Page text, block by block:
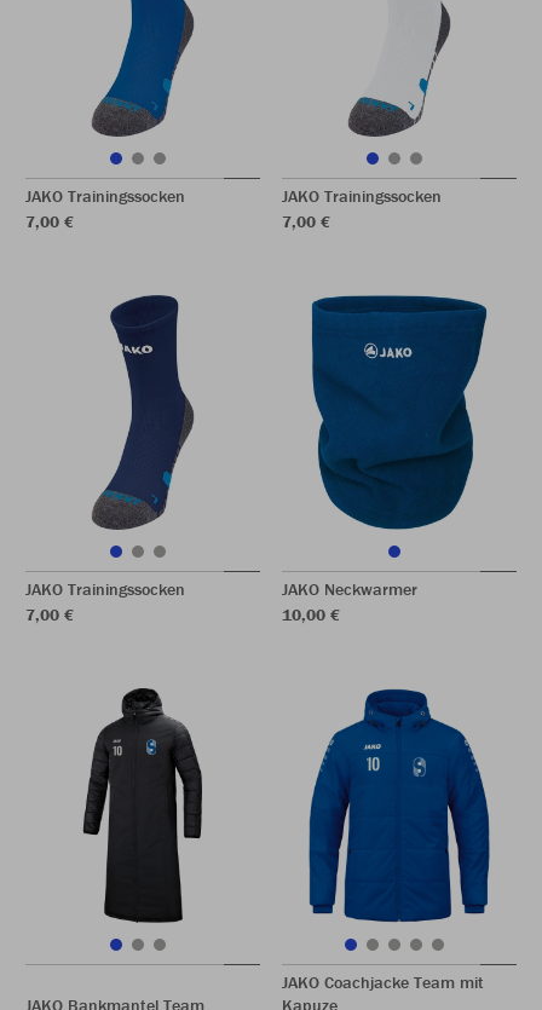
JAKO Trainingssocken
7,00 €
JAKO Trainingssocken
7,00 €
JAKO Trainingssocken
7,00 €
JAKO Neckwarmer
10,00 €
JAKO Bankmantel Team
JAKO Coachjacke Team mit
Kapuze